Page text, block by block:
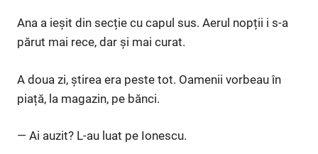
Ana a ieșit din secție cu capul sus. Aerul nopții i s-a
părut mai rece, dar și mai curat.
A doua zi, știrea era peste tot. Oamenii vorbeau în
piață, la magazin, pe bănci.
— Ai auzit? L-au luat pe Ionescu.